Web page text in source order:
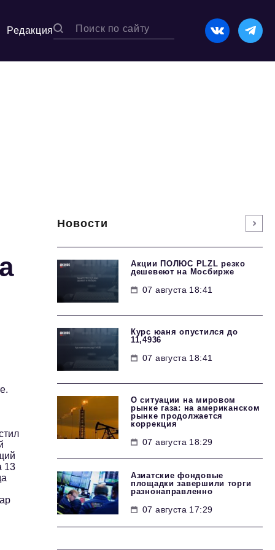
Редакция
13
Новости
Акции ПОЛЮС PLZL резко
дешевеют на Мосбирже
07 августа 18:41
Курс юаня опустился до
11,4936
07 августа 18:41
О ситуации на мировом
рынке газа: на американском
рынке продолжается
коррекция
07 августа 18:29
Азиатские фондовые
площадки завершили торги
разнонаправленно
07 августа 17:29